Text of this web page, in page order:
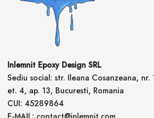
Inlemnit Epoxy Design SRL
Sediu social: str. Ileana Cosanzeana, nr.
et. 4, ap. 13, Bucuresti, Romania
CUI: 45289864